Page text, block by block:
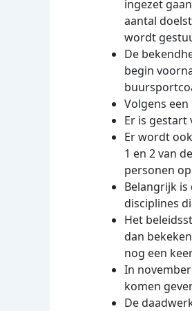
ingezet
aantal
wordt
De
begin
Volgens
Er is
Er wordt
1 en 2 van
personen
Belangrijk
disciplines
Het
dan
nog een
In
komen
De